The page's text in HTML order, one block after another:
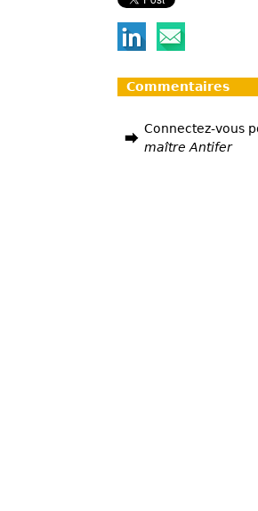
Commentaires
Connectez-vous
maître Antifer